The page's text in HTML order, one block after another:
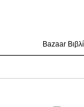
Bazaar